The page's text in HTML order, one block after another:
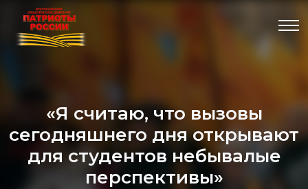
«Я считаю, что вызовы
сегодняшнего дня открывают
для студентов небывалые
перспективы»